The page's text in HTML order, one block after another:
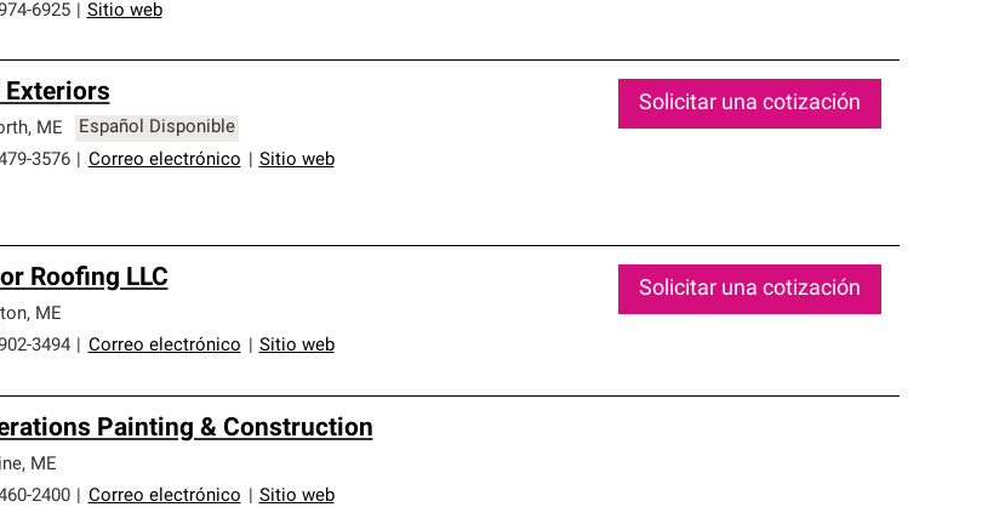
6925
Sitio web
Exteriors
, ME
Español Disponible
3576
Correo electrónico Sitio web
Solicitar una cotización
Roofing LLC
, ME
3494
Correo electrónico Sitio web
Solicitar una cotización
Painting & Construction
, ME
2400
Correo electrónico Sitio web